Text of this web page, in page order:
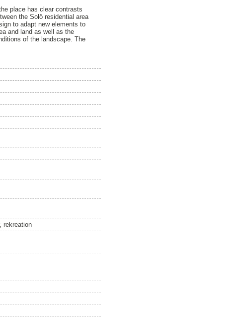
place has clear contrasts
the Solö residential area
to adapt new elements to
and land as well as the
of the landscape. The
rekreation